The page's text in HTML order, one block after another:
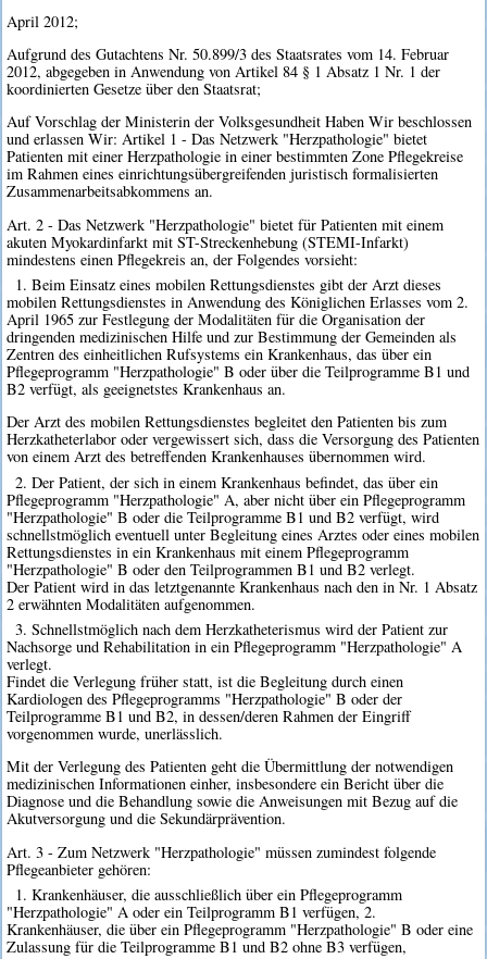
April 2012;
Aufgrund des Gutachtens Nr. 50.899/3 des Staatsrates vom 14. Februar
2012, abgegeben in Anwendung von Artikel 84 § 1 Absatz 1 Nr. 1 der
koordinierten Gesetze über den Staatsrat;
Auf Vorschlag der Ministerin der Volksgesundheit Haben Wir beschlossen
und erlassen Wir: Artikel 1 - Das Netzwerk "Herzpathologie" bietet
Patienten mit einer Herzpathologie in einer bestimmten Zone Pflegekreise
im Rahmen eines einrichtungsübergreifenden juristisch formalisierten
Zusammenarbeitsabkommens an.
Art. 2 - Das Netzwerk "Herzpathologie" bietet für Patienten mit einem
akuten Myokardinfarkt mit ST-Streckenhebung (STEMI-Infarkt)
mindestens einen Pflegekreis an, der Folgendes vorsieht:
1. Beim Einsatz eines mobilen Rettungsdienstes gibt der Arzt dieses
mobilen Rettungsdienstes in Anwendung des Königlichen Erlasses vom 2.
April 1965 zur Festlegung der Modalitäten für die Organisation der
dringenden medizinischen Hilfe und zur Bestimmung der Gemeinden als
Zentren des einheitlichen Rufsystems ein Krankenhaus, das über ein
Pflegeprogramm "Herzpathologie" B oder über die Teilprogramme B1 und
B2 verfügt, als geeignetstes Krankenhaus an.
Der Arzt des mobilen Rettungsdienstes begleitet den Patienten bis zum
Herzkatheterlabor oder vergewissert sich, dass die Versorgung des Patienten
von einem Arzt des betreffenden Krankenhauses übernommen wird.
2. Der Patient, der sich in einem Krankenhaus befindet, das über ein
Pflegeprogramm "Herzpathologie" A, aber nicht über ein Pflegeprogramm
"Herzpathologie" B oder die Teilprogramme B1 und B2 verfügt, wird
schnellstmöglich eventuell unter Begleitung eines Arztes oder eines mobilen
Rettungsdienstes in ein Krankenhaus mit einem Pflegeprogramm
"Herzpathologie" B oder den Teilprogrammen B1 und B2 verlegt.
Der Patient wird in das letztgenannte Krankenhaus nach den in Nr. 1 Absatz
2 erwähnten Modalitäten aufgenommen.
3. Schnellstmöglich nach dem Herzkatheterismus wird der Patient zur
Nachsorge und Rehabilitation in ein Pflegeprogramm "Herzpathologie" A
verlegt.
Findet die Verlegung früher statt, ist die Begleitung durch einen
Kardiologen des Pflegeprogramms "Herzpathologie" B oder der
Teilprogramme B1 und B2, in dessen/deren Rahmen der Eingriff
vorgenommen wurde, unerlässlich.
Mit der Verlegung des Patienten geht die Übermittlung der notwendigen
medizinischen Informationen einher, insbesondere ein Bericht über die
Diagnose und die Behandlung sowie die Anweisungen mit Bezug auf die
Akutversorgung und die Sekundärprävention.
Art. 3 - Zum Netzwerk "Herzpathologie" müssen zumindest folgende
Pflegeanbieter gehören:
1. Krankenhäuser, die ausschließlich über ein Pflegeprogramm
"Herzpathologie" A oder ein Teilprogramm B1 verfügen, 2.
Krankenhäuser, die über ein Pflegeprogramm "Herzpathologie" B oder eine
Zulassung für die Teilprogramme B1 und B2 ohne B3 verfügen,